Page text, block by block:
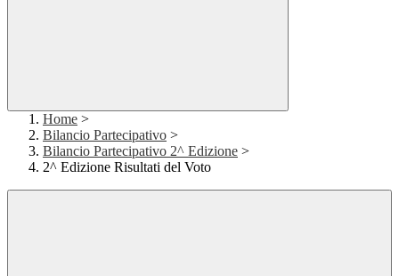
Home >
Bilancio Partecipativo >
Bilancio Partecipativo 2^ Edizione >
2^ Edizione Risultati del Voto